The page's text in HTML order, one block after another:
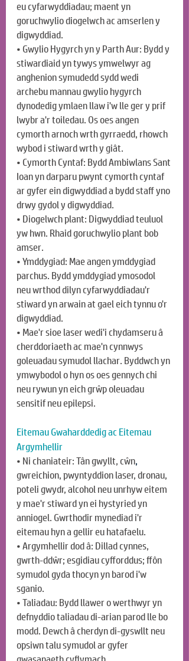
eu cyfarwyddiadau; maent yn
goruchwylio diogelwch ac amserlen y
digwyddiad.
• Gwylio Hygyrch yn y Parth Aur: Bydd y
stiwardiaid yn tywys ymwelwyr ag
anghenion symudedd sydd wedi
archebu mannau gwylio hygyrch
dynodedig ymlaen llaw i'w lle ger y prif
lwybr a'r toiledau. Os oes angen
cymorth arnoch wrth gyrraedd, rhowch
wybod i stiward wrth y giât.
• Cymorth Cyntaf: Bydd Ambiwlans Sant
Ioan yn darparu pwynt cymorth cyntaf
ar gyfer ein digwyddiad a bydd staff yno
drwy gydol y digwyddiad.
• Diogelwch plant: Digwyddiad teuluol
yw hwn. Rhaid goruchwylio plant bob
amser.
• Ymddygiad: Mae angen ymddygiad
parchus. Bydd ymddygiad ymosodol
neu wrthod dilyn cyfarwyddiadau'r
stiward yn arwain at gael eich tynnu o'r
digwyddiad.
• Mae'r sioe laser wedi'i chydamseru â
cherddoriaeth ac mae'n cynnwys
goleuadau symudol llachar. Byddwch yn
ymwybodol o hyn os oes gennych chi
neu rywun yn eich grŵp oleuadau
sensitif neu epilepsi.
Eitemau Gwaharddedig ac Eitemau
Argymhellir
• Ni chaniateir: Tân gwyllt, cŵn,
gwreichion, pwyntyddion laser, dronau,
poteli gwydr, alcohol neu unrhyw eitem
y mae'r stiward yn ei hystyried yn
anniogel. Gwrthodir mynediad i'r
eitemau hyn a gellir eu hatafaelu.
• Argymhellir dod â: Dillad cynnes,
gwrth-ddŵr; esgidiau cyfforddus; ffôn
symudol gyda thocyn yn barod i'w
sganio.
• Taliadau: Bydd llawer o werthwyr yn
defnyddio taliadau di-arian parod lle bo
modd. Dewch â cherdyn di-gyswllt neu
opsiwn talu symudol ar gyfer